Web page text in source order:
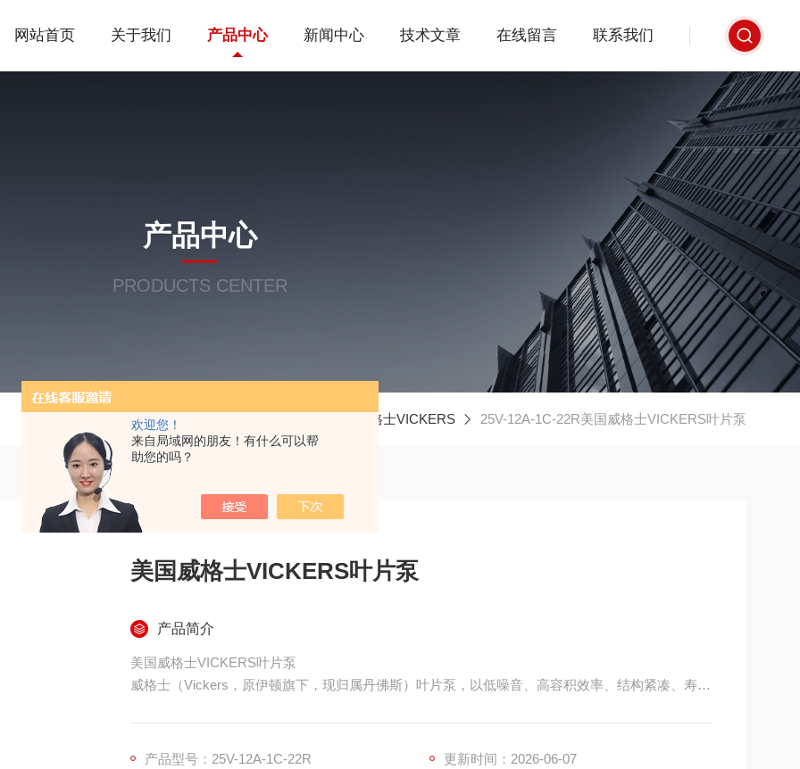
欢迎您！
来自局域网的朋友！有什么可以帮
助您的吗？
网站首页 关于我们 产品中心 新闻中心 技术文章 在线留言 联系我们
产品中心
PRODUCTS CENTER
当前位置：首页 美国威格士VICKERS 25V-12A-1C-22R美国威格士VICKERS叶片泵
美国威格士VICKERS叶片泵
产品简介
美国威格士VICKERS叶片泵
威格士（Vickers，原伊顿旗下，现归属丹佛斯）叶片泵，以低噪音、高容积效率、结构紧凑、寿命
产品型号：25V-12A-1C-22R 更新时间：2026-06-07